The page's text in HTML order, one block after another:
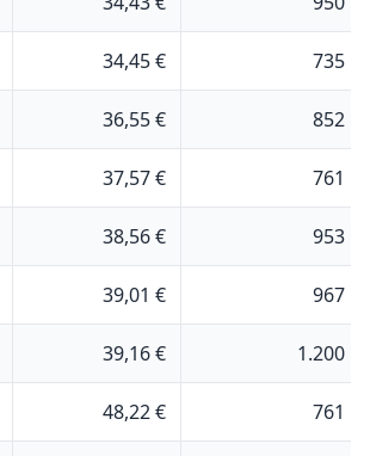
34,45 € 735
36,55 € 852
37,57 € 761
38,56 € 953
39,01 € 967
39,16 € 1.200
48,22 € 761